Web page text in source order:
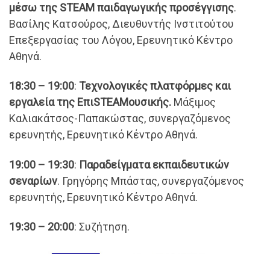
μέσω της STEAM παιδαγωγικής προσέγγισης.
Βασίλης Κατσούρος, Διευθυντής Ινστιτούτου
Επεξεργασίας του Λόγου, Ερευνητικό Κέντρο
Αθηνά.
18:30 – 19:00: Τεχνολογικές πλατφόρμες και
εργαλεία της ΕπιSTEAMουσικής. Μάξιμος
Καλιακάτσος-Παπακώστας, συνεργαζόμενος
ερευνητής, Ερευνητικό Κέντρο Αθηνά.
19:00 – 19:30: Παραδείγματα εκπαιδευτικών
σεναρίων. Γρηγόρης Μπάστας, συνεργαζόμενος
ερευνητής, Ερευνητικό Κέντρο Αθηνά.
19:30 – 20:00: Συζήτηση.